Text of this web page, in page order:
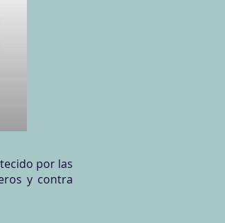
por las
y contra